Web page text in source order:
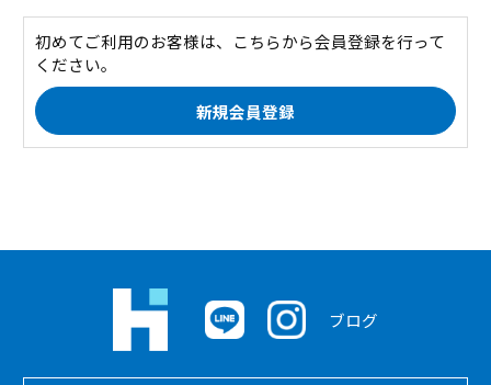
初めてご利用のお客様は、こちらから会員登録を行って
ください。
ブログ